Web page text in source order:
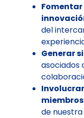
del
Generar
asociados
miembros
de